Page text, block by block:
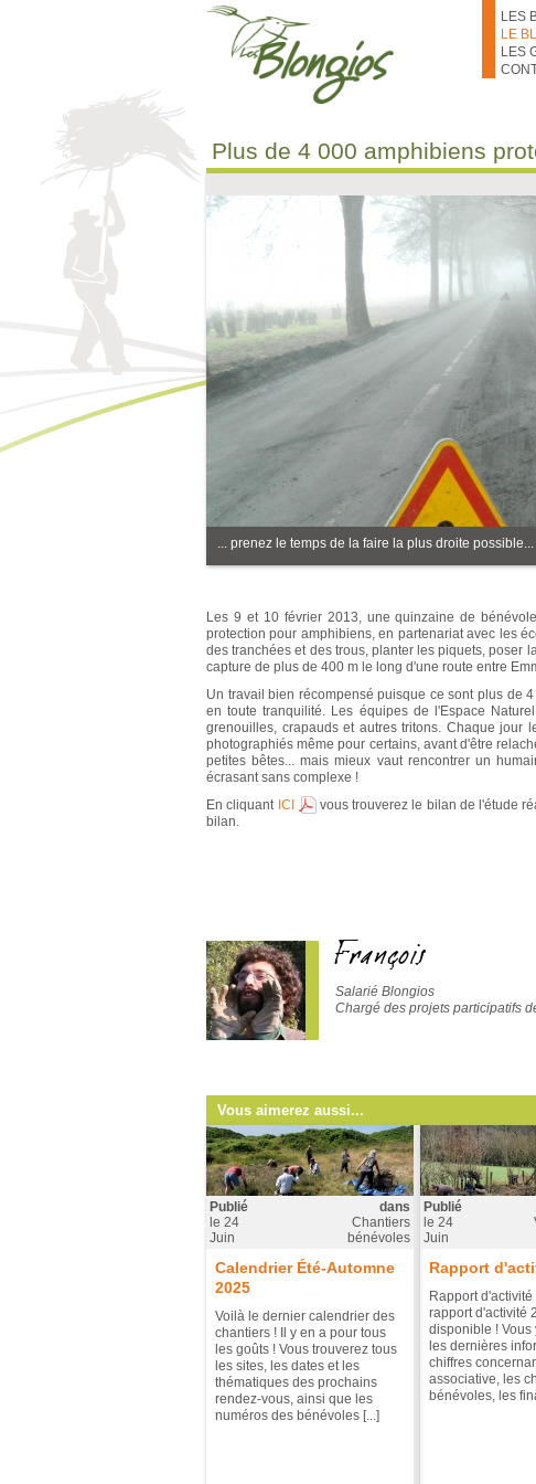
LES
LE
LES
Plus de 4 000 amphibiens
... prenez le temps de la faire la plus droite possible...
Les 9 et 10 février 2013, une quinzaine de
protection pour amphibiens, en partenariat avec les
des tranchées et des trous, planter les piquets, poser
capture de plus de 400 m le long d'une route entre
Un travail bien récompensé puisque ce sont plus de
en toute tranquilité. Les équipes de l'Espace
grenouilles, crapauds et autres tritons. Chaque jour
photographiés même pour certains, avant d'être
petites bêtes... mais mieux vaut rencontrer un
écrasant sans complexe !
En cliquant ICI
vous trouverez le bilan de l'étude
bilan.
François
Salarié Blongios
Chargé des projets participatifs
Vous aimerez aussi...
Publié
le 24
Juin
dans
Chantiers
bénévoles
Calendrier Été-Automne
2025
Voilà le dernier calendrier des
chantiers ! Il y en a pour tous
les goûts ! Vous trouverez tous
les sites, les dates et les
thématiques des prochains
rendez-vous, ainsi que les
numéros des bénévoles [...]
Publié
le 24
Juin
Rapport
Rapport
rapport d'activité
disponible ! Vous
les dernières
chiffres
associative, les
bénévoles, les